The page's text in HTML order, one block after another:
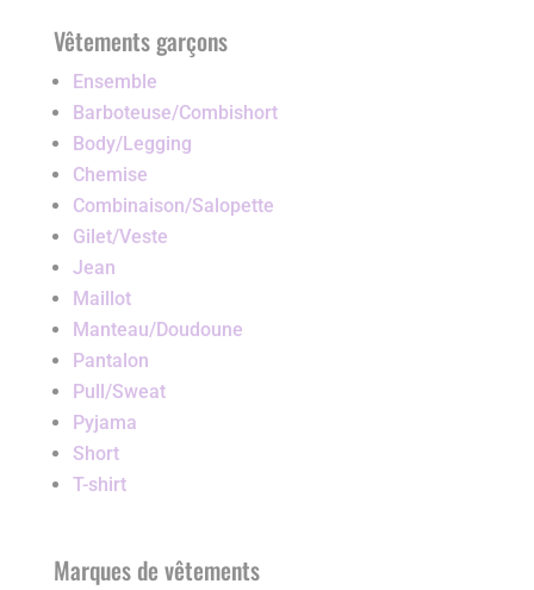
Vêtements garçons
Ensemble
Barboteuse/Combishort
Body/Legging
Chemise
Combinaison/Salopette
Gilet/Veste
Jean
Maillot
Manteau/Doudoune
Pantalon
Pull/Sweat
Pyjama
Short
T-shirt
Marques de vêtements